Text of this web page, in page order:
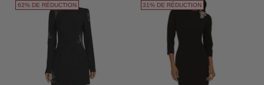
62% DE RÉDUCTION 31% DE RÉDUCTION